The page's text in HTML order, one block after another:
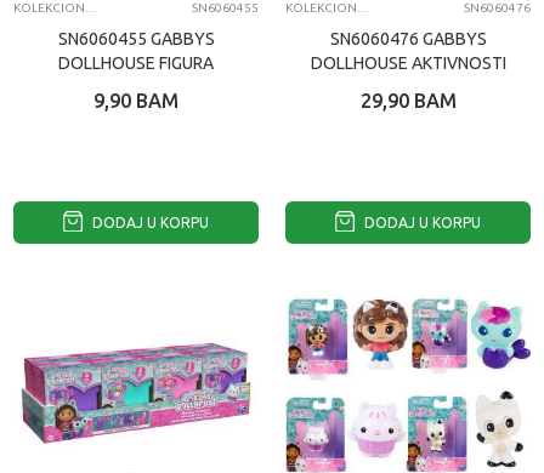
SN6060455
SN6060455 GABBYS
DOLLHOUSE FIGURA
9,90 BAM
DODAJ U KORPU
SN6060476
SN6060476 GABBYS
DOLLHOUSE AKTIVNOSTI
29,90 BAM
DODAJ U KORPU